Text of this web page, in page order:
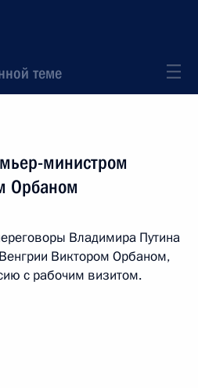
теме
министром
Орбаном
Владимира Путина
Виктором Орбаном,
с рабочим визитом.